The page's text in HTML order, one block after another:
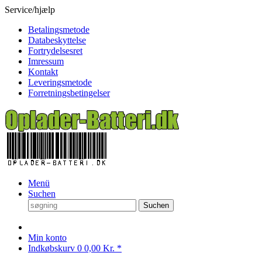
Service/hjælp
Betalingsmetode
Databeskyttelse
Fortrydelsesret
Imressum
Kontakt
Leveringsmetode
Forretningsbetingelser
Menü
Suchen
Suchen
Min konto
Indkøbskurv 0 0,00 Kr. *